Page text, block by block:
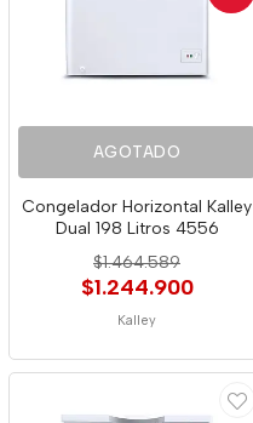
AGOTADO
Congelador Horizontal Kalley
Dual 198 Litros 4556
$1.464.589
$1.244.900
Kalley